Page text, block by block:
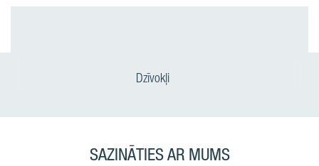
Dzīvokļi
SAZINĀTIES AR MUMS